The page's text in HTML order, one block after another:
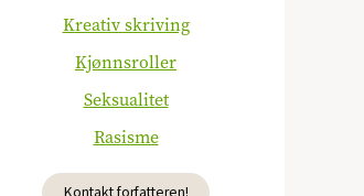
Kreativ skriving
Kjønnsroller
Seksualitet
Rasisme